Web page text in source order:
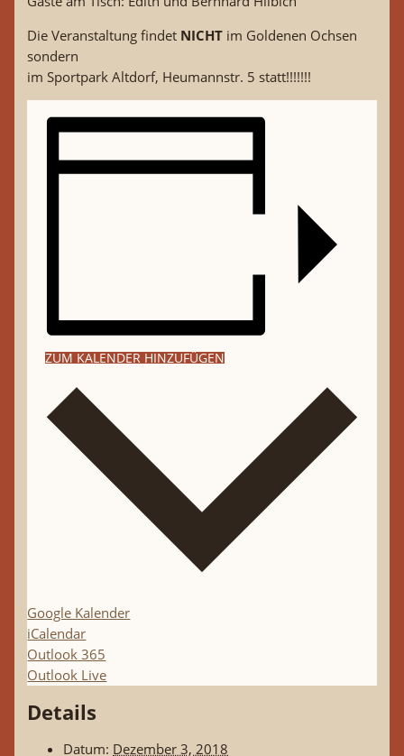
Die Veranstaltung findet NICHT im Goldenen Ochsen
sondern
im Sportpark Altdorf, Heumannstr. 5 statt!!!!!!!
ZUM KALENDER HINZUFÜGEN
Google Kalender
iCalendar
Outlook 365
Outlook Live
Details
Datum: Dezember 3, 2018